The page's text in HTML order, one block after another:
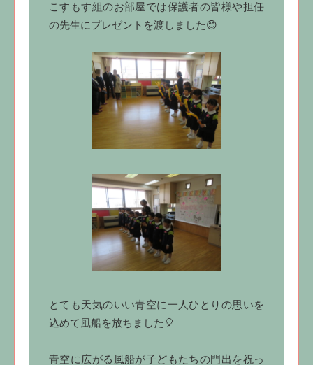
こすもす組のお部屋では保護者の皆様や担任
の先生にプレゼントを渡しました😊
とても天気のいい青空に一人ひとりの思いを
込めて風船を放ちました🎈
青空に広がる風船が子どもたちの門出を祝っ